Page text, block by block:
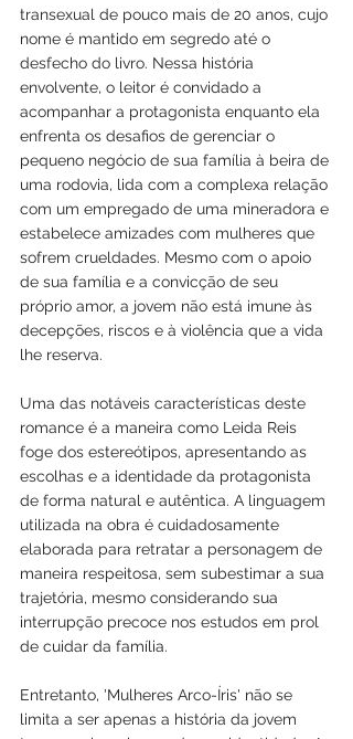
transexual de pouco mais de 20 anos, cujo
nome é mantido em segredo até o
desfecho do livro. Nessa história
envolvente, o leitor é convidado a
acompanhar a protagonista enquanto ela
enfrenta os desafios de gerenciar o
pequeno negócio de sua família à beira de
uma rodovia, lida com a complexa relação
com um empregado de uma mineradora e
estabelece amizades com mulheres que
sofrem crueldades. Mesmo com o apoio
de sua família e a convicção de seu
próprio amor, a jovem não está imune às
decepções, riscos e à violência que a vida
lhe reserva.
Uma das notáveis características deste
romance é a maneira como Leida Reis
foge dos estereótipos, apresentando as
escolhas e a identidade da protagonista
de forma natural e autêntica. A linguagem
utilizada na obra é cuidadosamente
elaborada para retratar a personagem de
maneira respeitosa, sem subestimar a sua
trajetória, mesmo considerando sua
interrupção precoce nos estudos em prol
de cuidar da família.
Entretanto, 'Mulheres Arco-Íris' não se
limita a ser apenas a história da jovem